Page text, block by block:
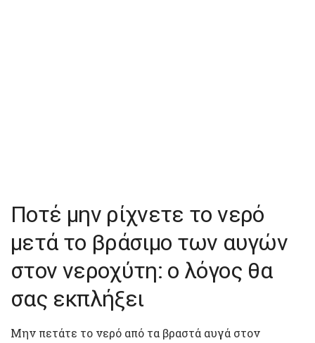
Ποτέ μην ρίχνετε το νερό
μετά το βράσιμο των αυγών
στον νεροχύτη: ο λόγος θα
σας εκπλήξει
Μην πετάτε το νερό από τα βραστά αυγά στον